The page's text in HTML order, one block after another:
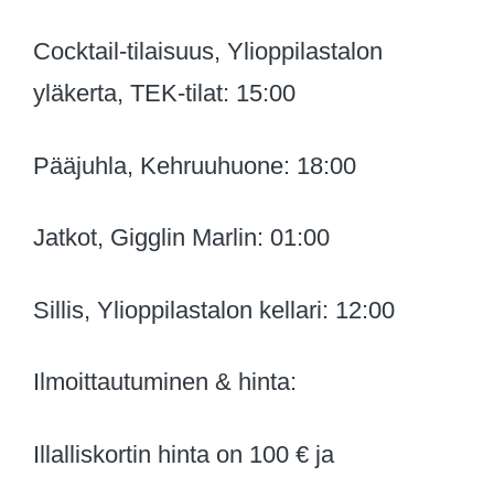
Cocktail-tilaisuus, Ylioppilastalon
yläkerta, TEK-tilat: 15:00
Pääjuhla, Kehruuhuone: 18:00
Jatkot, Gigglin Marlin: 01:00
Sillis, Ylioppilastalon kellari: 12:00
Ilmoittautuminen & hinta:
Illalliskortin hinta on 100 € ja